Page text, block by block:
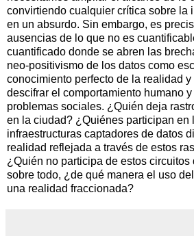
convirtiendo cualquier crítica sobre la
en un absurdo. Sin embargo, es
ausencias de lo que no es
cuantificado donde se abren las
neo-positivismo de los datos como
conocimiento perfecto de la realidad y
descifrar el comportamiento humano
problemas sociales. ¿Quién deja
en la ciudad? ¿Quiénes participan en
infraestructuras captadores de datos
realidad reflejada a través de estos
¿Quién no participa de estos circuitos
sobre todo, ¿de qué manera el uso
una realidad fraccionada?